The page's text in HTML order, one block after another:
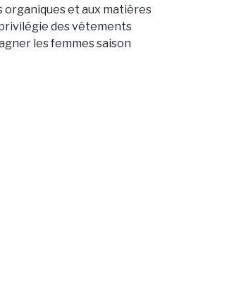
organiques et aux matières
des vêtements
les femmes saison